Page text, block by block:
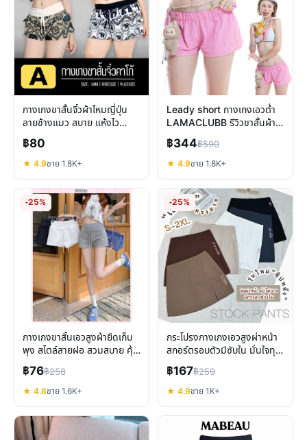
กางเกงขาสั้นจิ๋วผ้าไหมญี่ปุ่น
ลายช้างแมว สบาย แห้งไว
แฟชั่นซัมเมอร์
฿80
★ 4.9ขาย 1.8K+
Leady short กางเกงเอวต่ำ
LAMACLUBB รีวิวขาสั้นผ้า
ร่ม ทรงสปอร์ต ใส่สบายทุก
สไตล์
฿344฿590
★ 4.9ขาย 1.8K+
-25%
กางเกงขาสั้นเอวสูงผ้ายืดเก็บ
พุง สไตล์สายฝอ สวมสบาย คุ้ม
ค่าทุกวัน
฿76฿258
★ 4.8ขาย 1.6K+
-25%
กระโปรงกางเกงเอวสูงผ่าหน้า
สกอร์ตรอบตัวมีซับใน มั่นใจทุก
การเคลื่อนไหว
฿167฿259
★ 4.9ขาย 1K+